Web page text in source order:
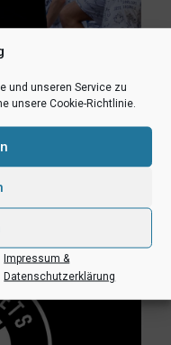
und unseren Service zu
unsere Cookie-Richtlinie.
Impressum &
Datenschutzerklärung